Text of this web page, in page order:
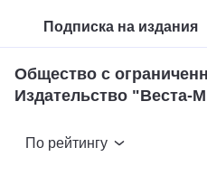
Подписка на издания
Общество с
Издательство "Веста-
По рейтингу